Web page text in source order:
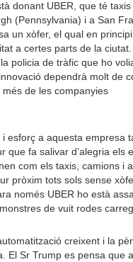
donant UBER, que té taxis
(Pennsylvania) i a San
un xòfer, el qual en
a certes parts de la ciutat.
policia de tràfic que ho
dependrà molt de
de les companyies
esforç a aquesta empresa
que fa salivar d’alegria els
com els taxis, camions i
pròxim tots sols sense
només UBER ho està
de vuit rodes
creixent i la
El Sr Trump es pensa que